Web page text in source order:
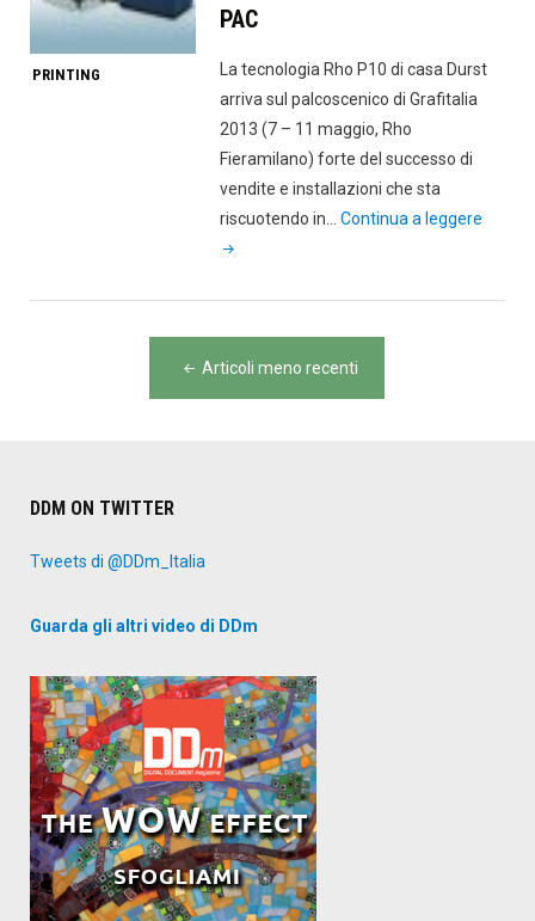
Innovation
Days”"
PRINTING
PAC
La tecnologia Rho P10 di casa Durst
arriva sul palcoscenico di Grafitalia
2013 (7 – 11 maggio, Rho
Fieramilano) forte del successo di
vendite e installazioni che sta
riscuotendo in…Continua a leggere
in
NavigazioneArticoli meno recenti
DDM ON TWITTER
Tweets di @DDm_Italia
Guarda gli altri video di DDm